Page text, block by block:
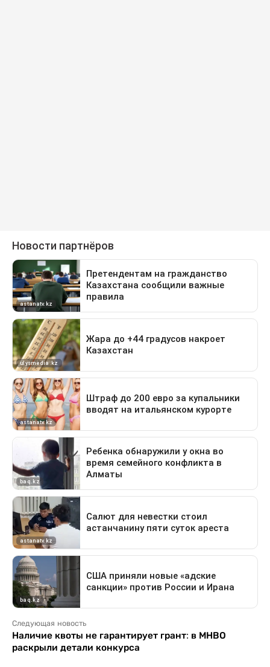
Следующая новость
Наличие квоты не гарантирует грант: в МНВО
раскрыли детали конкурса